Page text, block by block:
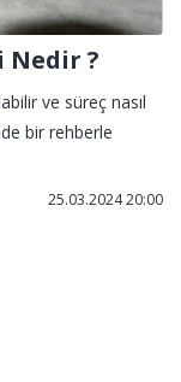
Nedir ?
ve süreç nasıl
bir rehberle
25.03.2024 20:00